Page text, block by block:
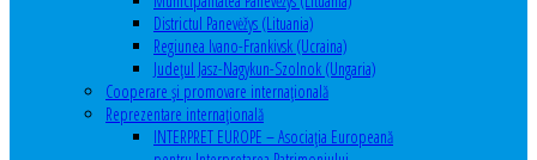
Districtul Panevėžys (Lituania)
Regiunea Ivano-Frankivsk (Ucraina)
Judeţul Jasz-Nagykun-Szolnok (Ungaria)
Cooperare şi promovare internaţională
Reprezentare internaţională
INTERPRET EUROPE – Asociația Europeană